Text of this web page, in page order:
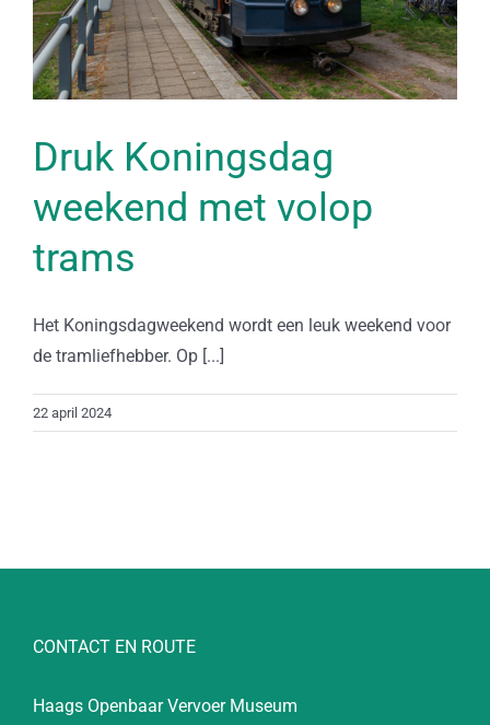
Druk Koningsdag
weekend met volop
trams
Het Koningsdagweekend wordt een leuk weekend voor
de tramliefhebber. Op [...]
22 april 2024
CONTACT EN ROUTE
Haags Openbaar Vervoer Museum